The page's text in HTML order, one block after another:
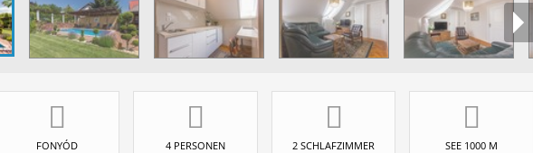
FONYÓD 4 PERSONEN 2 SCHLAFZIMMER SEE 1000 M